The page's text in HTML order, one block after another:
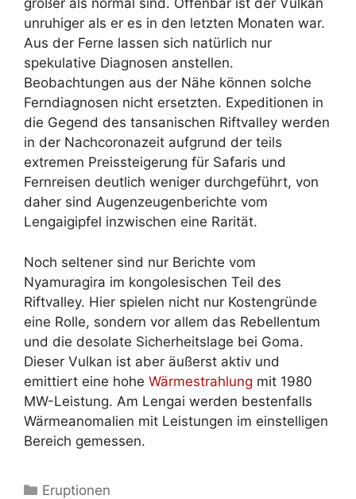
größer als normal sind. Offenbar ist der Vulkan
unruhiger als er es in den letzten Monaten war.
Aus der Ferne lassen sich natürlich nur
spekulative Diagnosen anstellen.
Beobachtungen aus der Nähe können solche
Ferndiagnosen nicht ersetzten. Expeditionen in
die Gegend des tansanischen Riftvalley werden
in der Nachcoronazeit aufgrund der teils
extremen Preissteigerung für Safaris und
Fernreisen deutlich weniger durchgeführt, von
daher sind Augenzeugenberichte vom
Lengaigipfel inzwischen eine Rarität.
Noch seltener sind nur Berichte vom
Nyamuragira im kongolesischen Teil des
Riftvalley. Hier spielen nicht nur Kostengründe
eine Rolle, sondern vor allem das Rebellentum
und die desolate Sicherheitslage bei Goma.
Dieser Vulkan ist aber äußerst aktiv und
emittiert eine hohe Wärmestrahlung mit 1980
MW-Leistung. Am Lengai werden bestenfalls
Wärmeanomalien mit Leistungen im einstelligen
Bereich gemessen.
Kategorien
Eruptionen